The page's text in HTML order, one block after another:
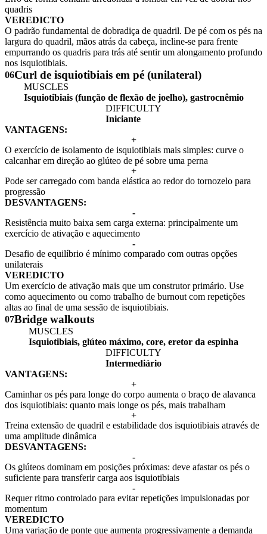
quadris
VEREDICTO
O padrão fundamental de dobradiça de quadril. De pé com os pés na
largura do quadril, mãos atrás da cabeça, incline-se para frente
empurrando os quadris para trás até sentir um alongamento profundo
nos isquiotibiais.
06Curl de isquiotibiais em pé (unilateral)
MUSCLES
Isquiotibiais (função de flexão de joelho), gastrocnêmio
DIFFICULTY
Iniciante
VANTAGENS:
+
O exercício de isolamento de isquiotibiais mais simples: curve o
calcanhar em direção ao glúteo de pé sobre uma perna
+
Pode ser carregado com banda elástica ao redor do tornozelo para
progressão
DESVANTAGENS:
-
Resistência muito baixa sem carga externa: principalmente um
exercício de ativação e aquecimento
-
Desafio de equilíbrio é mínimo comparado com outras opções
unilaterais
VEREDICTO
Um exercício de ativação mais que um construtor primário. Use
como aquecimento ou como trabalho de burnout com repetições
altas ao final de uma sessão de isquiotibiais.
07Bridge walkouts
MUSCLES
Isquiotibiais, glúteo máximo, core, eretor da espinha
DIFFICULTY
Intermediário
VANTAGENS:
+
Caminhar os pés para longe do corpo aumenta o braço de alavanca
dos isquiotibiais: quanto mais longe os pés, mais trabalham
+
Treina extensão de quadril e estabilidade dos isquiotibiais através de
uma amplitude dinâmica
DESVANTAGENS:
-
Os glúteos dominam em posições próximas: deve afastar os pés o
suficiente para transferir carga aos isquiotibiais
-
Requer ritmo controlado para evitar repetições impulsionadas por
momentum
VEREDICTO
Uma variação de ponte que aumenta progressivamente a demanda